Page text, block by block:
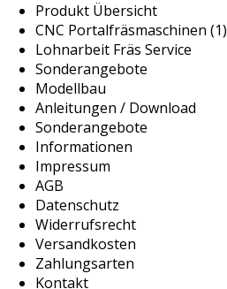
Produkt Übersicht
CNC Portalfräsmaschinen (1)
Lohnarbeit Fräs Service
Sonderangebote
Modellbau
Anleitungen / Download
Sonderangebote
Informationen
Impressum
AGB
Datenschutz
Widerrufsrecht
Versandkosten
Zahlungsarten
Kontakt